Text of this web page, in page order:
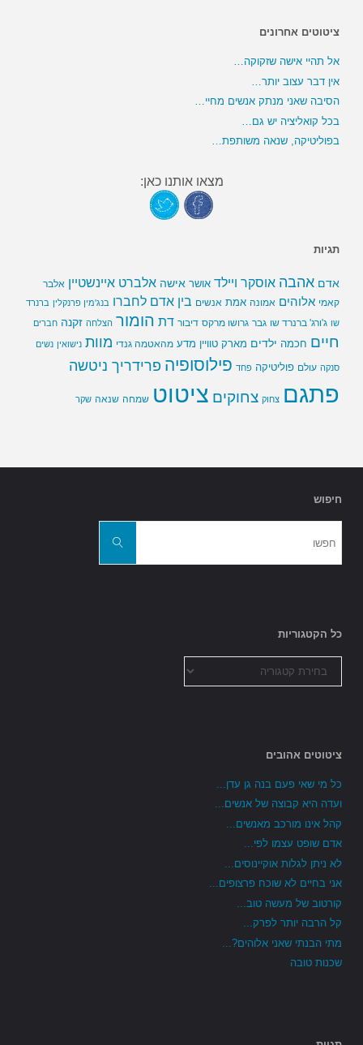
ציטוטים אחרונים
אל תהיי אישה שזקוקה…
אין דבר עצוב יותר…
הסיבה שאני מנתק אנשים מחיי…
בכל קואליציה יש גם…
בפוליטיקה, שנאה משותפת…
מצאו אותנו כאן:
תגיות
אדם אהבה אוסקר ויילד אושר אישה אלברט איינשטיין אלבר
קאמי אלוהים אמונה אמת אנשים בין אדם לחברו בנג'מין פרנקלין ברנרד
שו ג'ורג' ברנרד שו גבר גרושו מרקס דיבור דת הומור הצלחה זקנה חברים
חיים חכמה ילדים מארק טוויין מדע מהאטמה גנדי מוות נישואין נשים
סנקה עולם פוליטיקה פחד פילוסופיה פרידריך ניטשה
פתגם צחוק צחוקים ציטוט שמחה שנאה שקר
חיפוש
חפשו
כל הקטגוריות
הקטגוריות
ציטוטים אהובים
כל מי שאי פעם בנה גן עדן...
ועדה היא קבוצה של אנשים...
קהל אינו מורכב מאנשים...
אדם שופט עצמו לפי...
לא ניתן לגלות אוקיינוסים...
אני בחיים לא שוכח פרצופים...
קורטוב של מעשה טוב...
קל הרבה יותר לפרק...
מתי הבנתי שאני אלוהים?...
שכנות טובה